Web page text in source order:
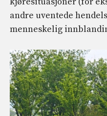
andre uventede
menneskelig